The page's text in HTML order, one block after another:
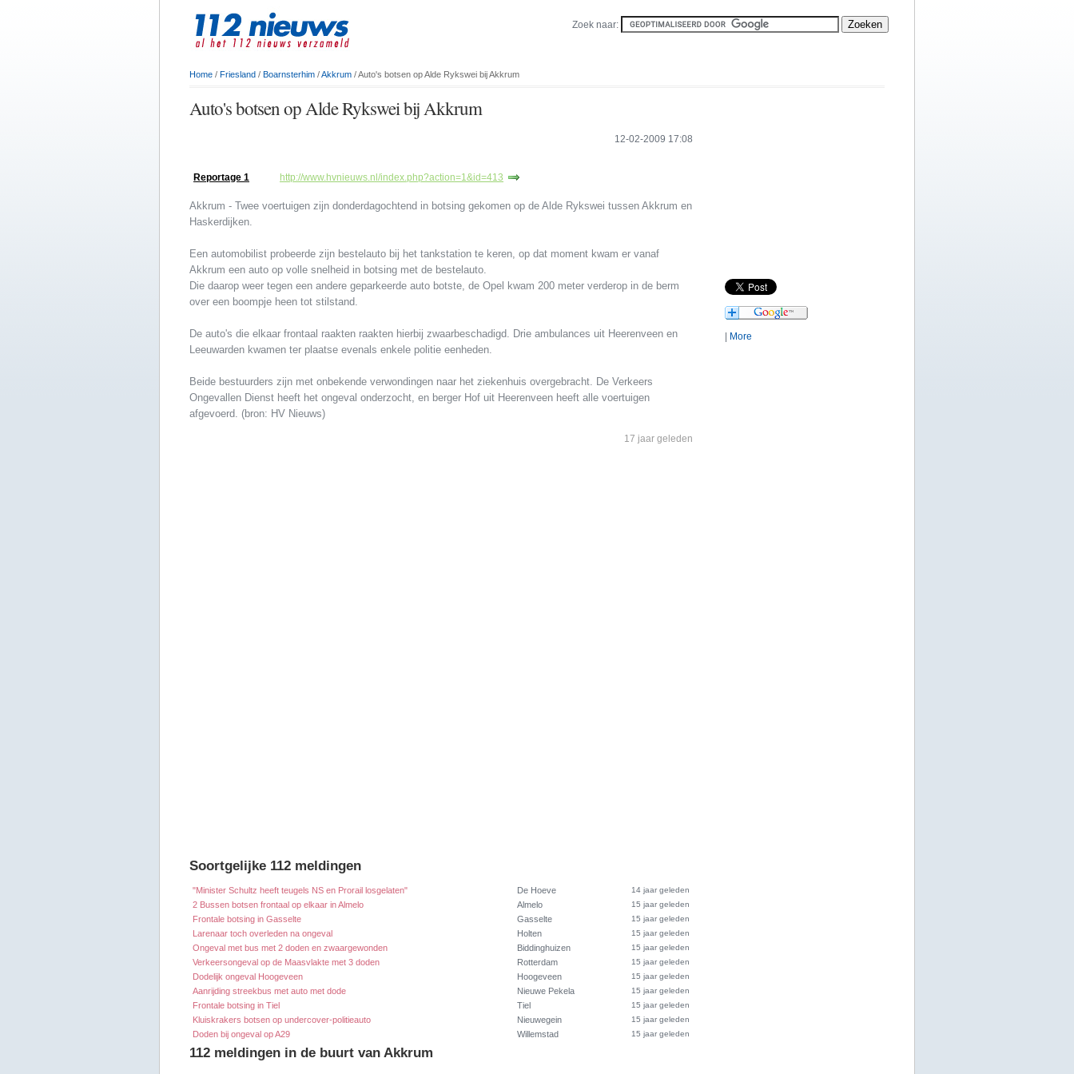
Zoek naar:
Home / Friesland / Boarnsterhim /Akkrum / Auto's botsen op Alde Rykswei bij Akkrum
Auto's botsen op Alde Rykswei bij Akkrum
12-02-2009 17:08
Reportage 1 http://www.hvnieuws.nl/index.php?action=1&id=413
Akkrum - Twee voertuigen zijn donderdagochtend in botsing gekomen op de Alde Rykswei tussen Akkrum en
Haskerdijken.
Een automobilist probeerde zijn bestelauto bij het tankstation te keren, op dat moment kwam er vanaf
Akkrum een auto op volle snelheid in botsing met de bestelauto.
Die daarop weer tegen een andere geparkeerde auto botste, de Opel kwam 200 meter verderop in de berm
over een boompje heen tot stilstand.
De auto's die elkaar frontaal raakten raakten hierbij zwaarbeschadigd. Drie ambulances uit Heerenveen en
Leeuwarden kwamen ter plaatse evenals enkele politie eenheden.
Beide bestuurders zijn met onbekende verwondingen naar het ziekenhuis overgebracht. De Verkeers
Ongevallen Dienst heeft het ongeval onderzocht, en berger Hof uit Heerenveen heeft alle voertuigen
afgevoerd. (bron: HV Nieuws)
17 jaar geleden
Soortgelijke 112 meldingen
"Minister Schultz heeft teugels NS en Prorail losgelaten" De Hoeve 14 jaar geleden
2 Bussen botsen frontaal op elkaar in Almelo Almelo 15 jaar geleden
Frontale botsing in Gasselte Gasselte 15 jaar geleden
Larenaar toch overleden na ongeval Holten 15 jaar geleden
Ongeval met bus met 2 doden en zwaargewonden Biddinghuizen 15 jaar geleden
Verkeersongeval op de Maasvlakte met 3 doden Rotterdam 15 jaar geleden
Dodelijk ongeval Hoogeveen Hoogeveen 15 jaar geleden
Aanrijding streekbus met auto met dode Nieuwe Pekela 15 jaar geleden
Frontale botsing in Tiel Tiel 15 jaar geleden
Kluiskrakers botsen op undercover-politieauto Nieuwegein 15 jaar geleden
Doden bij ongeval op A29 Willemstad 15 jaar geleden
112 meldingen in de buurt van Akkrum
More